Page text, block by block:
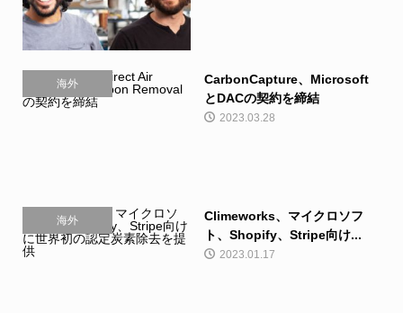
海外
CarbonCapture、Microsoft
とDACの契約を締結
2023.03.28
海外
Climeworks、マイクロソフ
ト、Shopify、Stripe向け...
2023.01.17